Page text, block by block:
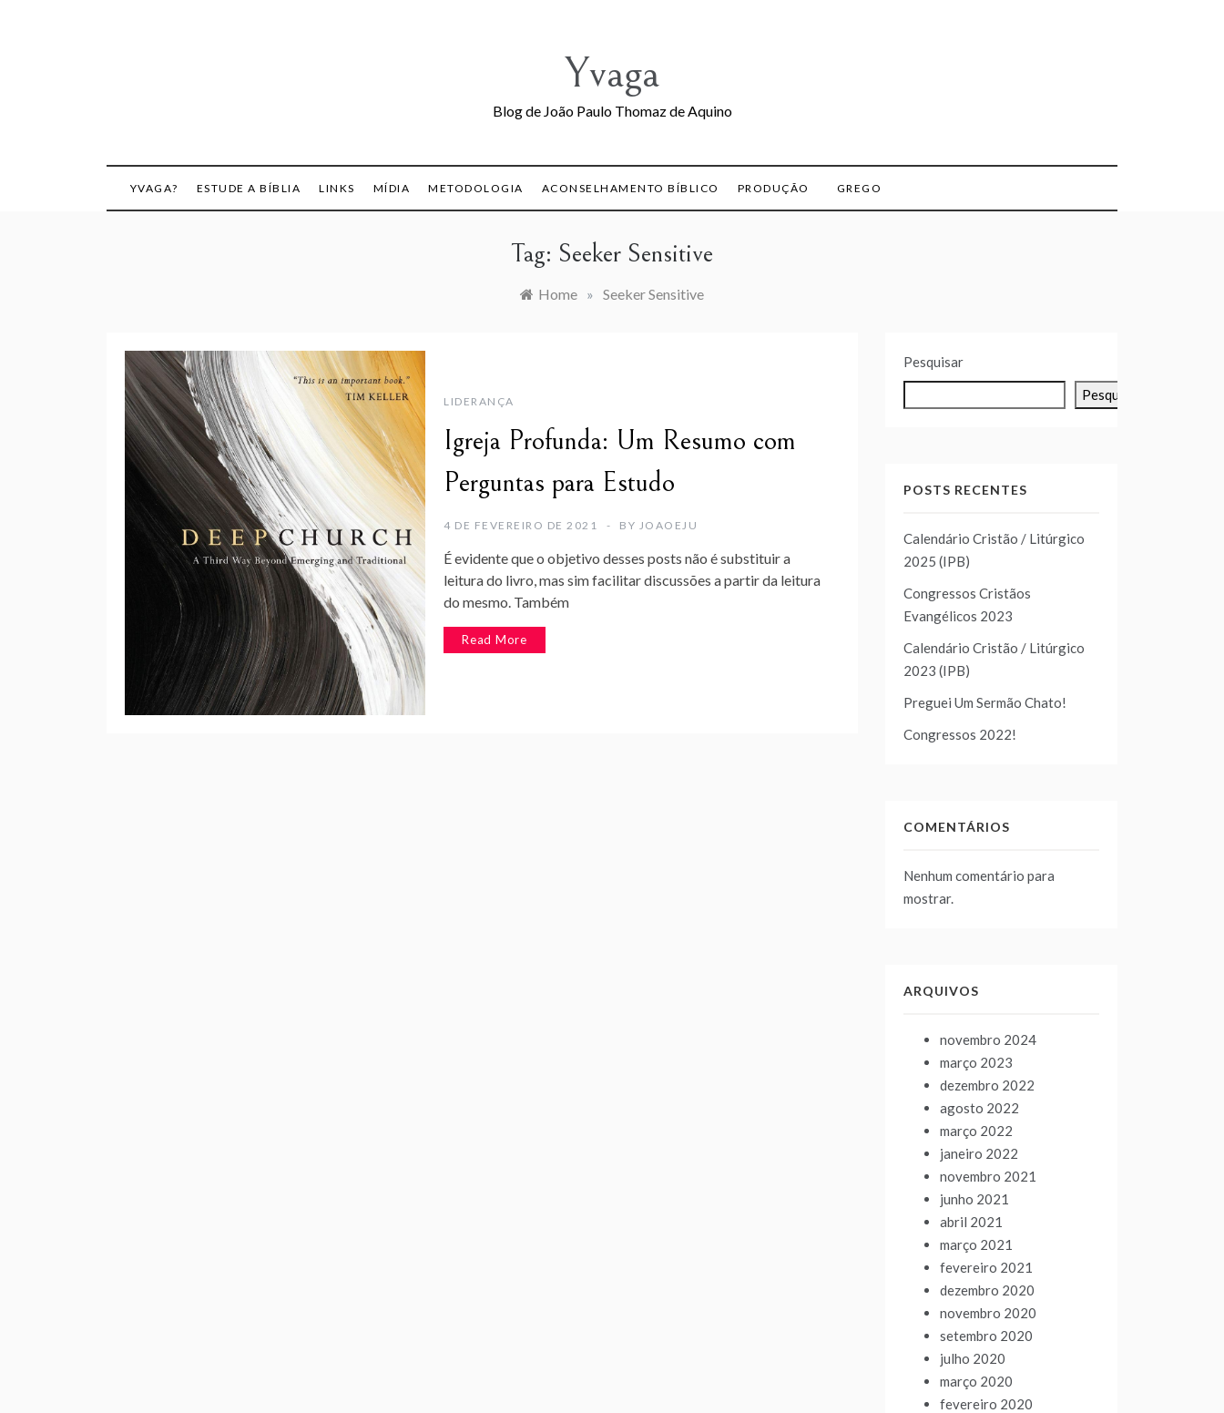
Yvaga
Blog de João Paulo Thomaz de Aquino
YVAGA? ESTUDE A BÍBLIA LINKS MÍDIA METODOLOGIA ACONSELHAMENTO BÍBLICO PRODUÇÃO GREGO
Tag: Seeker Sensitive
Home » Seeker Sensitive
LIDERANÇA
Igreja Profunda: Um Resumo com
Perguntas para Estudo
4 DE FEVEREIRO DE 2021 BY JOAOEJU
É evidente que o objetivo desses posts não é substituir a
leitura do livro, mas sim facilitar discussões a partir da leitura
do mesmo. Também
Read More
Pesquisar
Pesquisar
POSTS RECENTES
Calendário Cristão / Litúrgico
2025 (IPB)
Congressos Cristãos
Evangélicos 2023
Calendário Cristão / Litúrgico
2023 (IPB)
Preguei Um Sermão Chato!
Congressos 2022!
COMENTÁRIOS
Nenhum comentário para
mostrar.
ARQUIVOS
novembro 2024
março 2023
dezembro 2022
agosto 2022
março 2022
janeiro 2022
novembro 2021
junho 2021
abril 2021
março 2021
fevereiro 2021
dezembro 2020
novembro 2020
setembro 2020
julho 2020
março 2020
fevereiro 2020